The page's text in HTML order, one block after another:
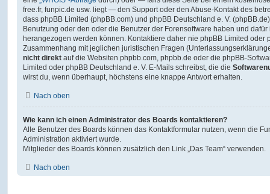
free.fr, funpic.de usw. liegt — den Support oder den Abuse-Kontakt des
dass phpBB Limited (phpBB.com) und phpBB Deutschland e. V.
Benutzung oder den oder die Benutzer der Forensoftware haben und
herangezogen werden können. Kontaktiere daher nie phpBB Limited oder
Zusammenhang mit jeglichen juristischen Fragen
nicht direkt auf die Websiten phpbb.com, phpbb.de oder die phpBB-
Limited oder phpBB Deutschland e. V. E-Mails schreibst, die die
wirst du, wenn überhaupt, höchstens eine knappe Antwort erhalten.
Nach oben
Wie kann ich einen Administrator des Boards kontaktieren?
Alle Benutzer des Boards können das Kontaktformular nutzen, wenn die
Administration aktiviert wurde.
Mitglieder des Boards können zusätzlich den Link „Das Team“ verwenden.
Nach oben